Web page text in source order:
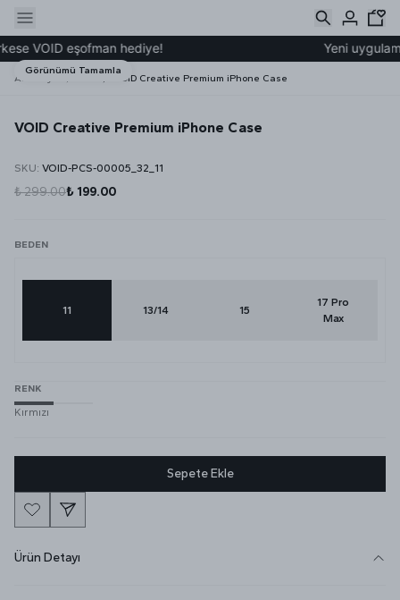
VOID eşofman hediye! Yeni
Ana Sayfa VOID Creative Premium iPhone Case
Görünümü Tamamla
VOID Creative Premium iPhone Case
SKU: VOID-PCS-00005_32_11
₺ 299.00₺ 199.00
BEDEN
11 13/14 15
17 Pro
Max
RENK
Kırmızı
Sepete Ekle
Ürün Detayı